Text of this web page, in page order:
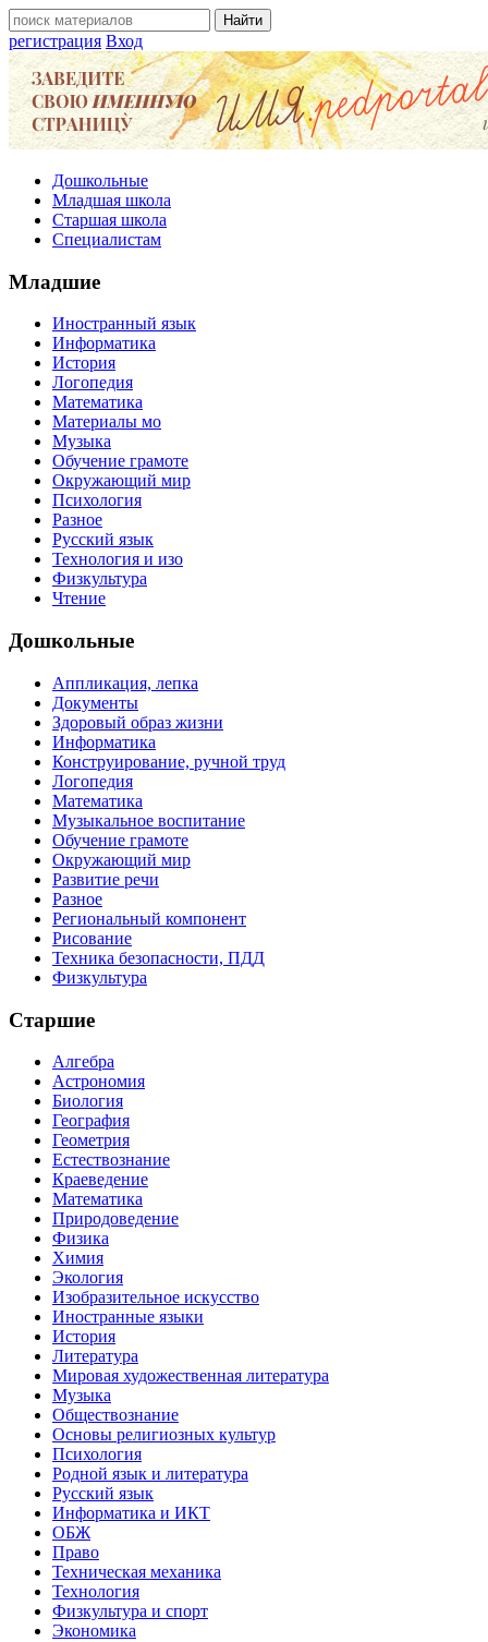
регистрация Вход
Дошкольные
Младшая школа
Старшая школа
Специалистам
Младшие
Иностранный язык
Информатика
История
Логопедия
Математика
Материалы мо
Музыка
Обучение грамоте
Окружающий мир
Психология
Разное
Русский язык
Технология и изо
Физкультура
Чтение
Дошкольные
Аппликация, лепка
Документы
Здоровый образ жизни
Информатика
Конструирование, ручной труд
Логопедия
Математика
Музыкальное воспитание
Обучение грамоте
Окружающий мир
Развитие речи
Разное
Региональный компонент
Рисование
Техника безопасности, ПДД
Физкультура
Старшие
Алгебра
Астрономия
Биология
География
Геометрия
Естествознание
Краеведение
Математика
Природоведение
Физика
Химия
Экология
Изобразительное искусство
Иностранные языки
История
Литература
Мировая художественная литература
Музыка
Обществознание
Основы религиозных культур
Психология
Родной язык и литература
Русский язык
Информатика и ИКТ
ОБЖ
Право
Техническая механика
Технология
Физкультура и спорт
Экономика